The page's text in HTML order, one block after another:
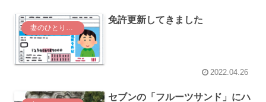
免許更新してきました
2022.04.26
セブンの「フルーツサンド」にハ